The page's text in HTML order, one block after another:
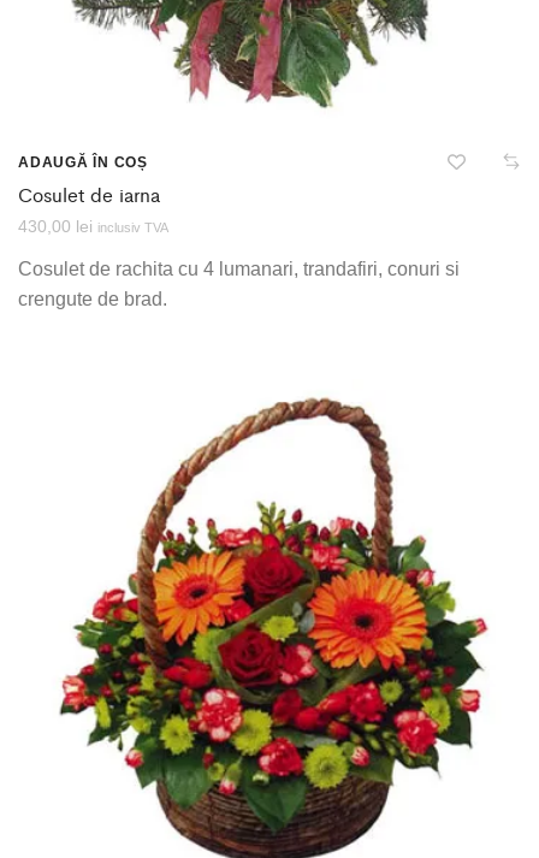
ADAUGĂ ÎN COȘ
Cosulet de iarna
430,00 lei inclusiv TVA
Cosulet de rachita cu 4 lumanari, trandafiri, conuri si
crengute de brad.